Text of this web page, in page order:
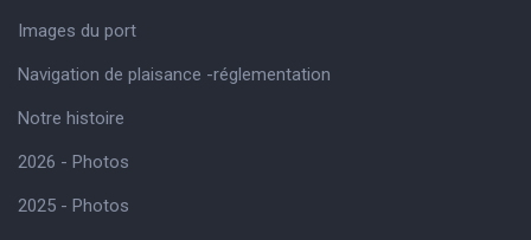
Images du port
Navigation de plaisance -réglementation
Notre histoire
2026 - Photos
2025 - Photos